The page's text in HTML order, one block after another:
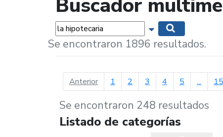
Buscador
Palabras... Mostrar opciones
Se encontraron 1896 resultados.
Anteriorpágina anterior
1 2 3 4 5 ...
Se encontraron 248 resultados
Listado de categorías